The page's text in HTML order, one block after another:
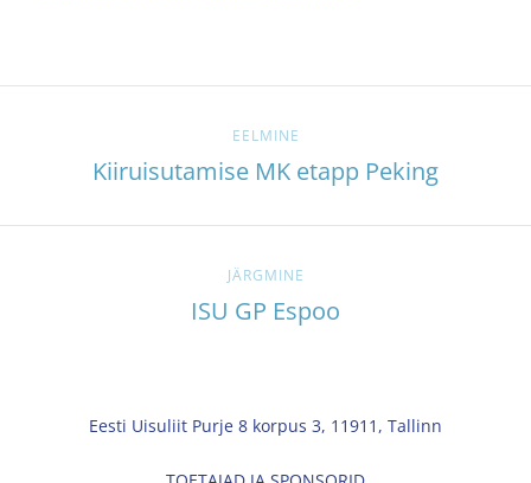
EELMINE
Kiiruisutamise MK etapp Peking
JÄRGMINE
ISU GP Espoo
Eesti Uisuliit Purje 8 korpus 3, 11911, Tallinn